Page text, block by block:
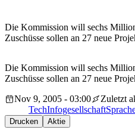
Die Kommission will sechs
Zuschüsse sollen an 27 neue
Die Kommission will sechs
Zuschüsse sollen an 27 neue
Nov 9, 2005 - 03:00
Zuletzt
TechInfogesellschaft
Drucken Aktie